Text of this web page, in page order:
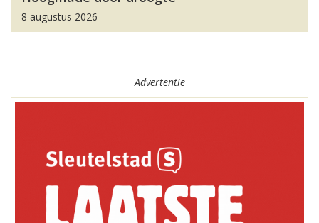
8 augustus 2026
Advertentie